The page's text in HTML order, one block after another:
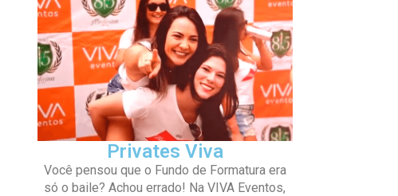
Privates Viva
Você pensou que o Fundo de Formatura era
só o baile? Achou errado! Na VIVA Eventos,